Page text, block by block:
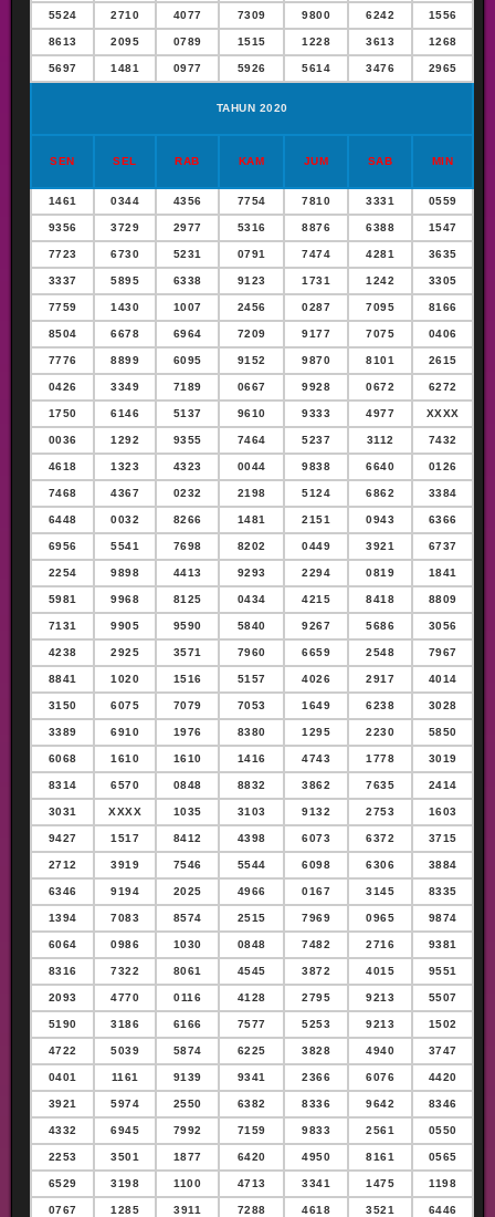
5524 2710 4077 7309 9800 6242 1556
8613 2095 0789 1515 1228 3613 1268
5697 1481 0977 5926 5614 3476 2965
TAHUN 2020
SEN SEL RAB KAM JUM SAB MIN
1461 0344 4356 7754 7810 3331 0559
9356 3729 2977 5316 8876 6388 1547
7723 6730 5231 0791 7474 4281 3635
3337 5895 6338 9123 1731 1242 3305
7759 1430 1007 2456 0287 7095 8166
8504 6678 6964 7209 9177 7075 0406
7776 8899 6095 9152 9870 8101 2615
0426 3349 7189 0667 9928 0672 6272
1750 6146 5137 9610 9333 4977 XXXX
0036 1292 9355 7464 5237 3112 7432
4618 1323 4323 0044 9838 6640 0126
7468 4367 0232 2198 5124 6862 3384
6448 0032 8266 1481 2151 0943 6366
6956 5541 7698 8202 0449 3921 6737
2254 9898 4413 9293 2294 0819 1841
5981 9968 8125 0434 4215 8418 8809
7131 9905 9590 5840 9267 5686 3056
4238 2925 3571 7960 6659 2548 7967
8841 1020 1516 5157 4026 2917 4014
3150 6075 7079 7053 1649 6238 3028
3389 6910 1976 8380 1295 2230 5850
6068 1610 1610 1416 4743 1778 3019
8314 6570 0848 8832 3862 7635 2414
3031 XXXX 1035 3103 9132 2753 1603
9427 1517 8412 4398 6073 6372 3715
2712 3919 7546 5544 6098 6306 3884
6346 9194 2025 4966 0167 3145 8335
1394 7083 8574 2515 7969 0965 9874
6064 0986 1030 0848 7482 2716 9381
8316 7322 8061 4545 3872 4015 9551
2093 4770 0116 4128 2795 9213 5507
5190 3186 6166 7577 5253 9213 1502
4722 5039 5874 6225 3828 4940 3747
0401 1161 9139 9341 2366 6076 4420
3921 5974 2550 6382 8336 9642 8346
4332 6945 7992 7159 9833 2561 0550
2253 3501 1877 6420 4950 8161 0565
6529 3198 1100 4713 3341 1475 1198
0767 1285 3911 7288 4618 3521 6446